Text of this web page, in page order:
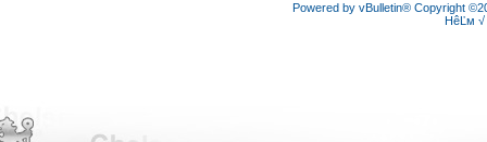
Powered by vBulletin®